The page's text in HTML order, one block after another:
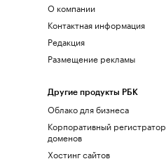
О компании
Контактная информация
Редакция
Размещение рекламы
Другие продукты РБК
Облако для бизнеса
Корпоративный регистратор
доменов
Хостинг сайтов